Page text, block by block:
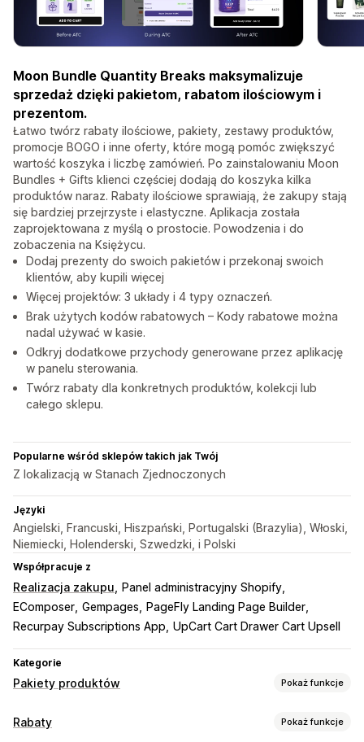
Moon Bundle Quantity Breaks maksymalizuje
sprzedaż dzięki pakietom, rabatom ilościowym i
prezentom.
Łatwo twórz rabaty ilościowe, pakiety, zestawy produktów,
promocje BOGO i inne oferty, które mogą pomóc zwiększyć
wartość koszyka i liczbę zamówień. Po zainstalowaniu Moon
Bundles + Gifts klienci częściej dodają do koszyka kilka
produktów naraz. Rabaty ilościowe sprawiają, że zakupy stają
się bardziej przejrzyste i elastyczne. Aplikacja została
zaprojektowana z myślą o prostocie. Powodzenia i do
zobaczenia na Księżycu.
Dodaj prezenty do swoich pakietów i przekonaj swoich
klientów, aby kupili więcej
Więcej projektów: 3 układy i 4 typy oznaczeń.
Brak użytych kodów rabatowych – Kody rabatowe można
nadal używać w kasie.
Odkryj dodatkowe przychody generowane przez aplikację
w panelu sterowania.
Twórz rabaty dla konkretnych produktów, kolekcji lub
całego sklepu.
Popularne wśród sklepów takich jak Twój
Z lokalizacją w Stanach Zjednoczonych
Języki
Angielski, Francuski, Hiszpański, Portugalski (Brazylia), Włoski,
Niemiecki, Holenderski, Szwedzki, i Polski
Współpracuje z
Realizacja zakupu
Panel administracyjny Shopify
EComposer Gempages
PageFly Landing Page Builder
Recurpay Subscriptions App UpCart Cart Drawer Cart Upsell
Kategorie
Pakiety produktów Pokaż funkcje
Typy pakietów
Rabaty Pokaż funkcje